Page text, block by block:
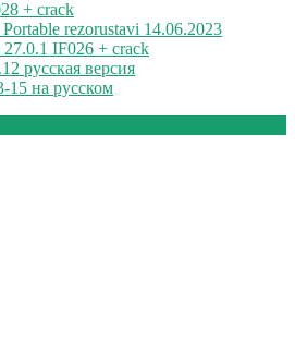
+ crack
rezorustavi 14.06.2023
IF026 + crack
русская версия
15 на русском